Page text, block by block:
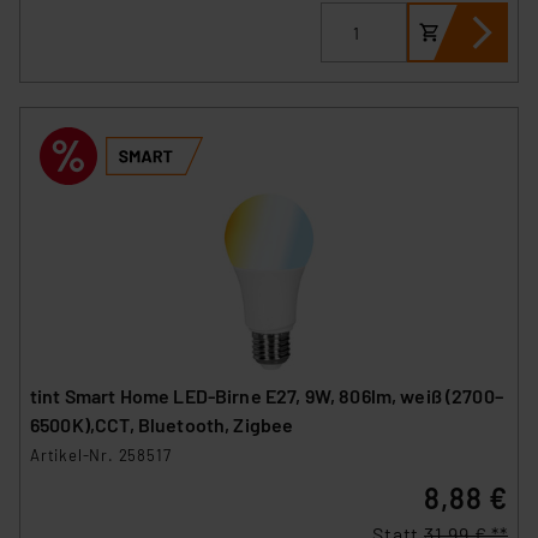
„Einige Drittanbieter verarbeiten personenbezogene
Daten in den USA. Ihre Einwilligung zur Einbindung von
die Verarbeitung Ihrer Daten in den USA gemäß Art. 49
(1) lit. a DSGVO. Nähere Infos zu diesen Drittanbietern
und zu der jeweiligen Datenübermittlung erhalten Sie in
der Datenschutzerklärung. Für die USA besteht kein
Angemessenheitsbeschluss der EU. Dies bedeutet,
dass die USA als Land mit unzureichendem
besteht etwa das Risiko, dass US-Behörden
personenbezogene Daten in
Überwachungsprogrammen verarbeiten, ohne dass
hiergegen Klagemöglichkeiten für Europäer bestehen.
Unsere Kooperation mit diesen Dienstleistern stützt
Europäischen Kommission sowie einer eigenen
Beurteilung der mit der Datenübermittlung,
tint Smart Home LED-Birne E27, 9W, 806lm, weiß (2700–
6500K),CCT, Bluetooth, Zigbee
Artikel-Nr. 258517
8,88 €
Statt 31,99 € **